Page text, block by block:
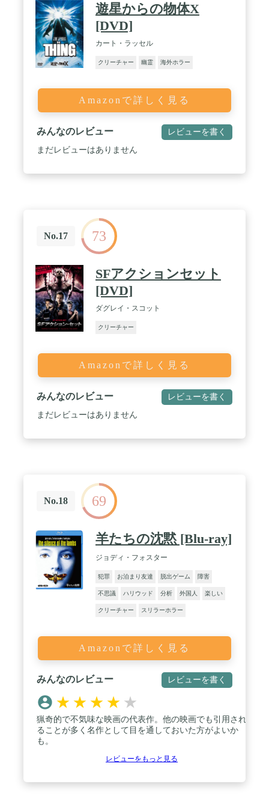
遊星からの物体X
[DVD]
カート・ラッセル
クリーチャー 幽霊 海外ホラー
Amazonで詳しく見る
みんなのレビュー レビューを書く
まだレビューはありません
No.17 73
SFアクションセット
[DVD]
ダグレイ・スコット
クリーチャー
Amazonで詳しく見る
みんなのレビュー レビューを書く
まだレビューはありません
No.18 69
羊たちの沈黙 [Blu-ray]
ジョディ・フォスター
犯罪 お泊まり友達 脱出ゲーム 障害
不思議 ハリウッド 分析 外国人 楽しい
クリーチャー スリラーホラー
Amazonで詳しく見る
みんなのレビュー レビューを書く
★ ★ ★ ★ ★
猟奇的で不気味な映画の代表作。他の映画でも引用され
ることが多く名作として目を通しておいた方がよいか
も。
レビューをもっと見る